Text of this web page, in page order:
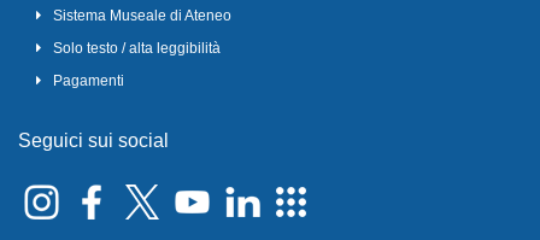
Sistema Museale di Ateneo
Solo testo / alta leggibilità
Pagamenti
Seguici sui social